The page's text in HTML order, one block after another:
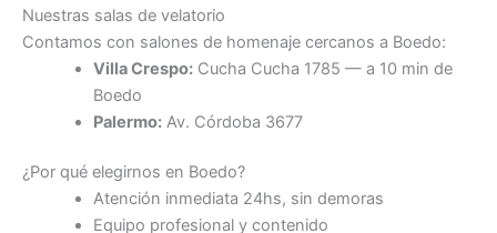
Nuestras salas de velatorio
Contamos con salones de homenaje cercanos a Boedo:
Villa Crespo:Cucha Cucha 1785 — a 10 min de
Boedo
Palermo:Av. Córdoba 3677
¿Por qué elegirnos en Boedo?
Atención inmediata 24hs, sin demoras
Equipo profesional y contenido